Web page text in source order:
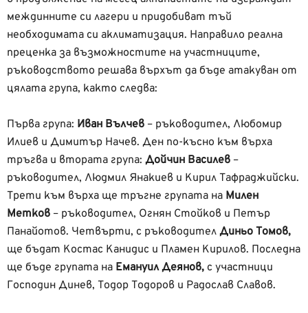
междинните си лагери и придобиват тъй
необходимата си аклиматизация. Направило реална
преценка за възможностите на участниците,
ръководството решава върхът да бъде атакуван от
цялата група, както следва:
Първа група: Иван Вълчев – ръководител, Любомир
Илиев и Димитър Начев. Ден по-късно към върха
тръгва и втората група: Дойчин Василев –
ръководител, Людмил Янакиев и Кирил Тафраджийски.
Трети към върха ще тръгне групата на Милен
Метков – ръководител, Огнян Стойков и Петър
Панайотов. Четвърти, с ръководител Диньо Томов,
ще бъдат Костас Канидис и Пламен Кирилов. Последна
ще бъде групата на Емануил Деянов, с участници
Господин Динев, Тодор Тодоров и Радослав Славов.